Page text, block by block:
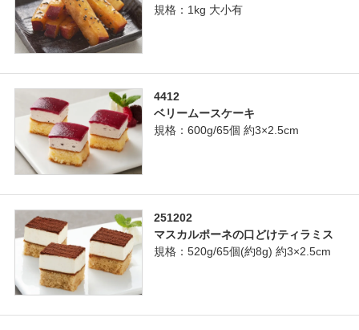
規格：1kg 大小有
4412
ベリームースケーキ
規格：600g/65個 約3×2.5cm
251202
マスカルポーネの口どけティラミス
規格：520g/65個(約8g) 約3×2.5cm